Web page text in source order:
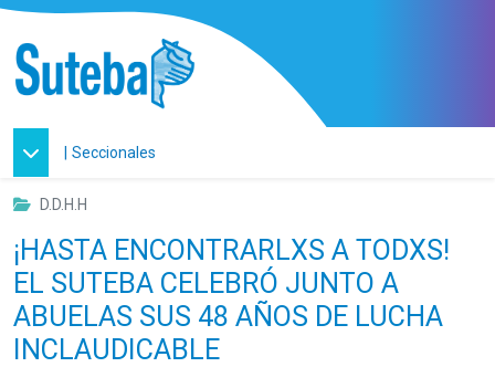
| Seccionales
D.D.H.H
¡HASTA ENCONTRARLXS A TODXS!
EL SUTEBA CELEBRÓ JUNTO A
ABUELAS SUS 48 AÑOS DE LUCHA
INCLAUDICABLE